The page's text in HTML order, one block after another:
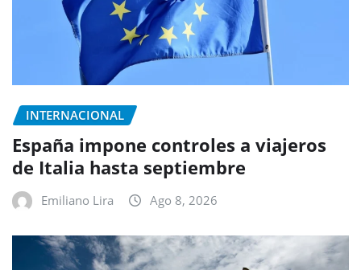
INTERNACIONAL
España impone controles a viajeros
de Italia hasta septiembre
Emiliano Lira Ago 8, 2026